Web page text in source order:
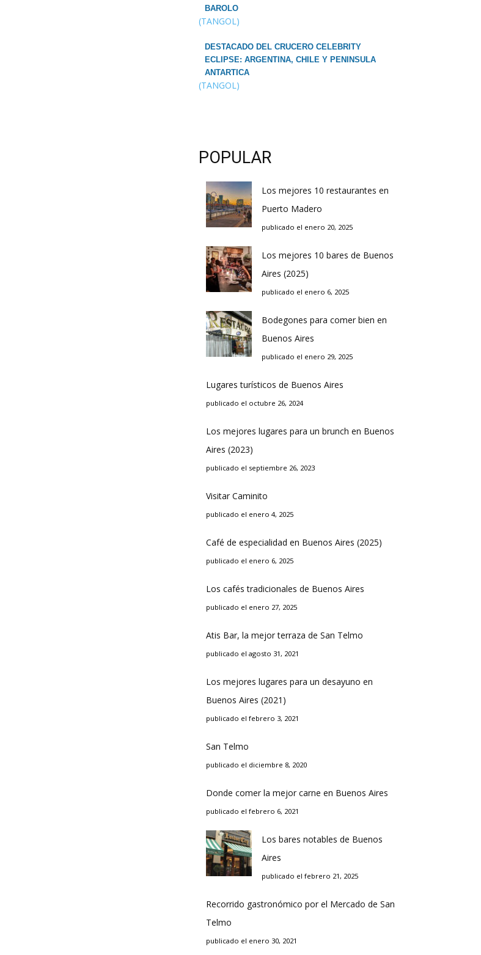
BAROLO
(TANGOL)
DESTACADO DEL CRUCERO CELEBRITY
ECLIPSE: ARGENTINA, CHILE Y PENINSULA
ANTARTICA
(TANGOL)
POPULAR
Los mejores 10 restaurantes en
Puerto Madero
publicado el enero 20, 2025
Los mejores 10 bares de Buenos
Aires (2025)
publicado el enero 6, 2025
Bodegones para comer bien en
Buenos Aires
publicado el enero 29, 2025
Lugares turísticos de Buenos Aires
publicado el octubre 26, 2024
Los mejores lugares para un brunch en Buenos
Aires (2023)
publicado el septiembre 26, 2023
Visitar Caminito
publicado el enero 4, 2025
Café de especialidad en Buenos Aires (2025)
publicado el enero 6, 2025
Los cafés tradicionales de Buenos Aires
publicado el enero 27, 2025
Atis Bar, la mejor terraza de San Telmo
publicado el agosto 31, 2021
Los mejores lugares para un desayuno en
Buenos Aires (2021)
publicado el febrero 3, 2021
San Telmo
publicado el diciembre 8, 2020
Donde comer la mejor carne en Buenos Aires
publicado el febrero 6, 2021
Los bares notables de Buenos
Aires
publicado el febrero 21, 2025
Recorrido gastronómico por el Mercado de San
Telmo
publicado el enero 30, 2021